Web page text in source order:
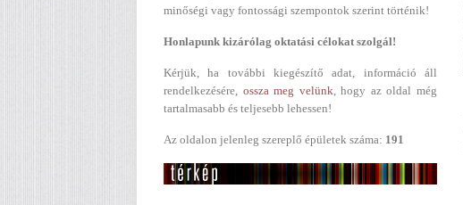
minőségi vagy fontossági szempontok szerint történik!
Honlapunk kizárólag oktatási célokat szolgál!
Kérjük, ha további kiegészítő adat, információ áll
rendelkezésére, ossza meg velünk, hogy az oldal még
tartalmasabb és teljesebb lehessen!
Az oldalon jelenleg szereplő épületek száma: 191